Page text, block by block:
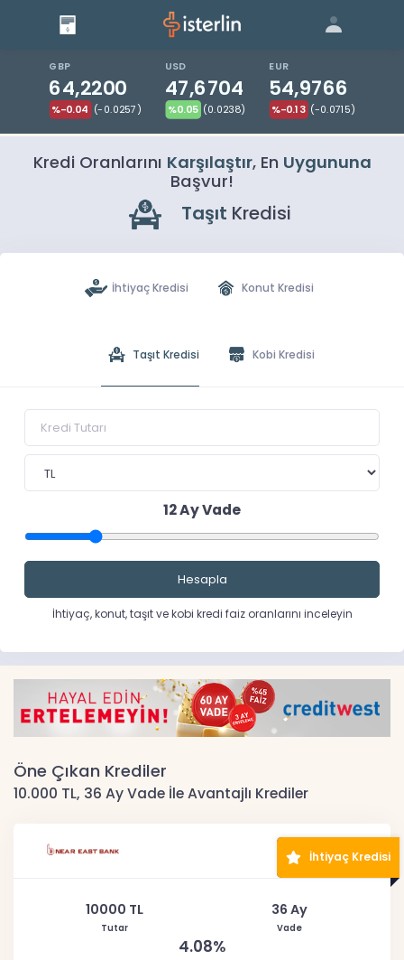
| Blog | Giriş
GBP
64,2200
%-0.04 (-0.0257)
USD
47,6704
%0.05 (0.0238)
EUR
54,9766
%-0.13 (-0.0715)
Kredi Oranlarını Karşılaştır, En Uygununa
Başvur!
Taşıt Kredisi
İhtiyaç Kredisi Konut Kredisi
Taşıt Kredisi Kobi Kredisi
12Ay Vade
Hesapla
İhtiyaç, konut, taşıt ve kobi kredi faiz oranlarını inceleyin
Öne Çıkan Krediler
10.000 TL, 36 Ay Vade İle Avantajlı Krediler
İhtiyaç Kredisi
10000 TL
Tutar
36 Ay
Vade
4.08%